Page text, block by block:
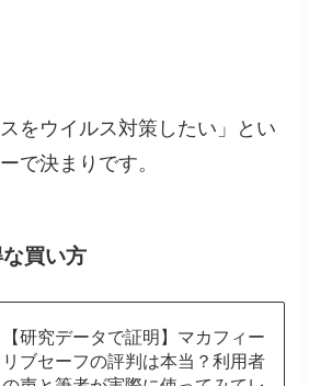
をウイルス対策したい」とい
で決まりです。
買い方
【研究データで証明】マカフィー
リブセーフの評判は本当？利用者